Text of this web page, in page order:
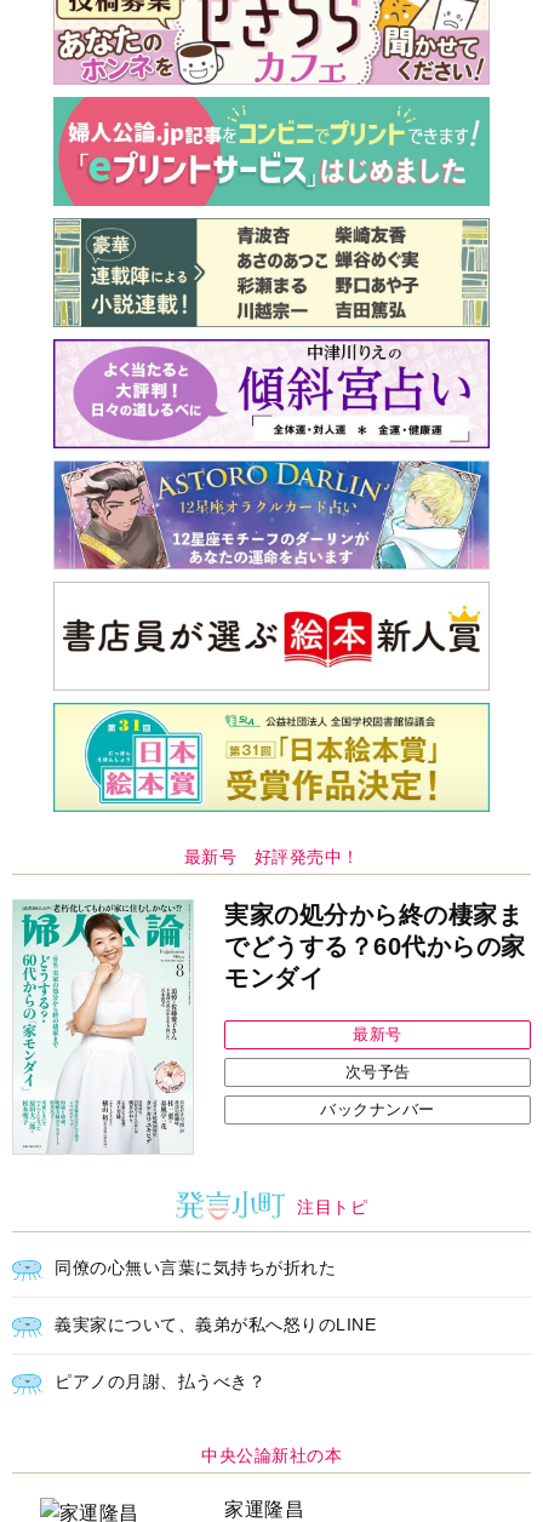
最新号 好評発売中！
実家の処分から終の棲家ま
でどうする？60代からの家
モンダイ
最新号
次号予告
バックナンバー
注目トピ
同僚の心無い言葉に気持ちが折れた
義実家について、義弟が私へ怒りのLINE
ピアノの月謝、払うべき？
中央公論新社の本
家運隆昌